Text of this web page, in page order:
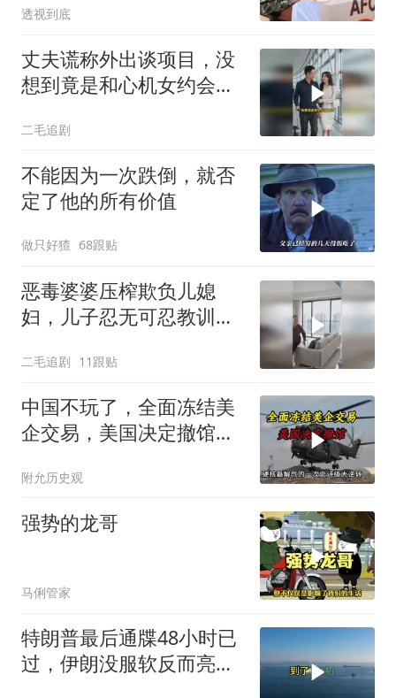
透视到底
丈夫谎称外出谈项目，没
想到竟是和心机女约会，
二毛追剧
不能因为一次跌倒，就否
定了他的所有价值
做只好猹 68跟贴
恶毒婆婆压榨欺负儿媳
妇，儿子忍无可忍教训母
二毛追剧 11跟贴
中国不玩了，全面冻结美
企交易，美国决定撤馆，
附允历史观
强势的龙哥
马俐管家
特朗普最后通牒48小时已
过，伊朗没服软反而亮出